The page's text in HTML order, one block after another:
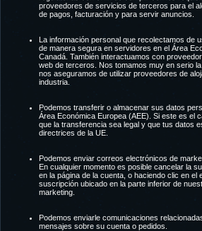
proveedores de servicios de terceros para el
de pagos, facturación y para servir anuncios.
La información personal que recolectamos de
de manera segura en servidores en el Área
Canadá. También interactuamos con
web de terceros. Nos tomamos muy en serio
nos aseguramos de utilizar proveedores de
industria.
Podemos transferir o almacenar sus datos
Área Económica Europea (AEE). Si este es el
que la transferencia sea legal y que tus datos
directrices de la UE.
Podemos enviar correos electrónicos de
En cualquier momento es posible cancelar la
en la página de la cuenta, o haciendo clic en el
suscripción ubicado en la parte inferior de
marketing.
Podemos enviarle comunicaciones
mensajes sobre su cuenta o pedidos.